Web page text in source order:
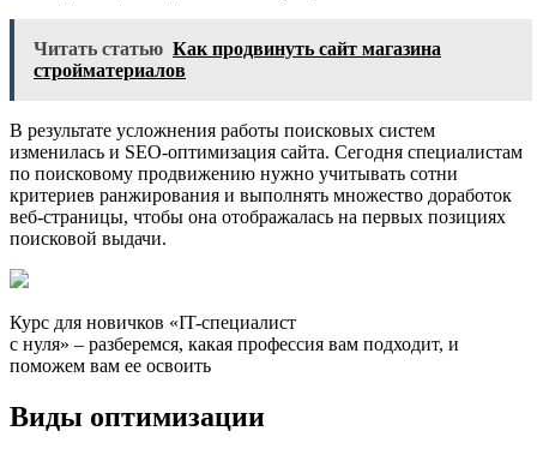
Читать статью Как продвинуть сайт магазина
стройматериалов
В результате усложнения работы поисковых систем
изменилась и SEO-оптимизация сайта. Сегодня специалистам
по поисковому продвижению нужно учитывать сотни
критериев ранжирования и выполнять множество доработок
веб-страницы, чтобы она отображалась на первых позициях
поисковой выдачи.
Курс для новичков «IT-специалист
с нуля» – разберемся, какая профессия вам подходит, и
поможем вам ее освоить
Виды оптимизации